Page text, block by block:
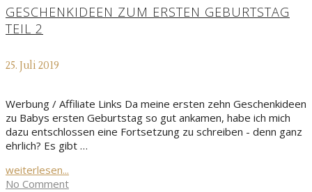
GESCHENKIDEEN ZUM ERSTEN GEBURTSTAG
TEIL 2
25. Juli 2019
Werbung / Affiliate Links Da meine ersten zehn Geschenkideen
zu Babys ersten Geburtstag so gut ankamen, habe ich mich
dazu entschlossen eine Fortsetzung zu schreiben - denn ganz
ehrlich? Es gibt …
weiterlesen...
No Comment